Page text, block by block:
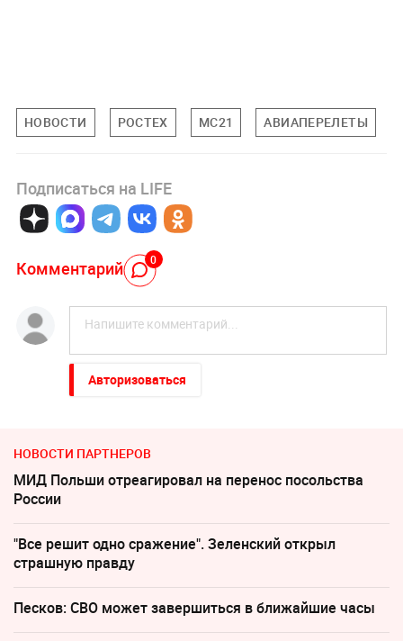
НОВОСТИ РОСТЕХ МС21 АВИАПЕРЕЛЕТЫ
Подписаться на LIFE
Комментарий 0
Авторизоваться
НОВОСТИ ПАРТНЕРОВ
МИД Польши отреагировал на перенос посольства
России
"Все решит одно сражение". Зеленский открыл
страшную правду
Песков: СВО может завершиться в ближайшие часы